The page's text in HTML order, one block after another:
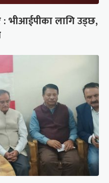
: भीआईपीका लागि उड्छ,